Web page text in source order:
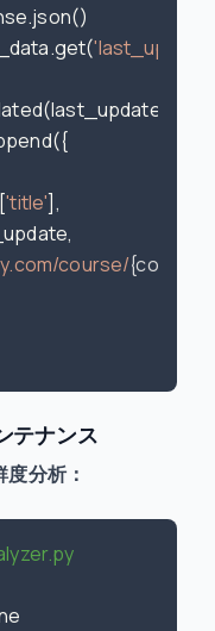
'title'],
course/
テナンス
分析：